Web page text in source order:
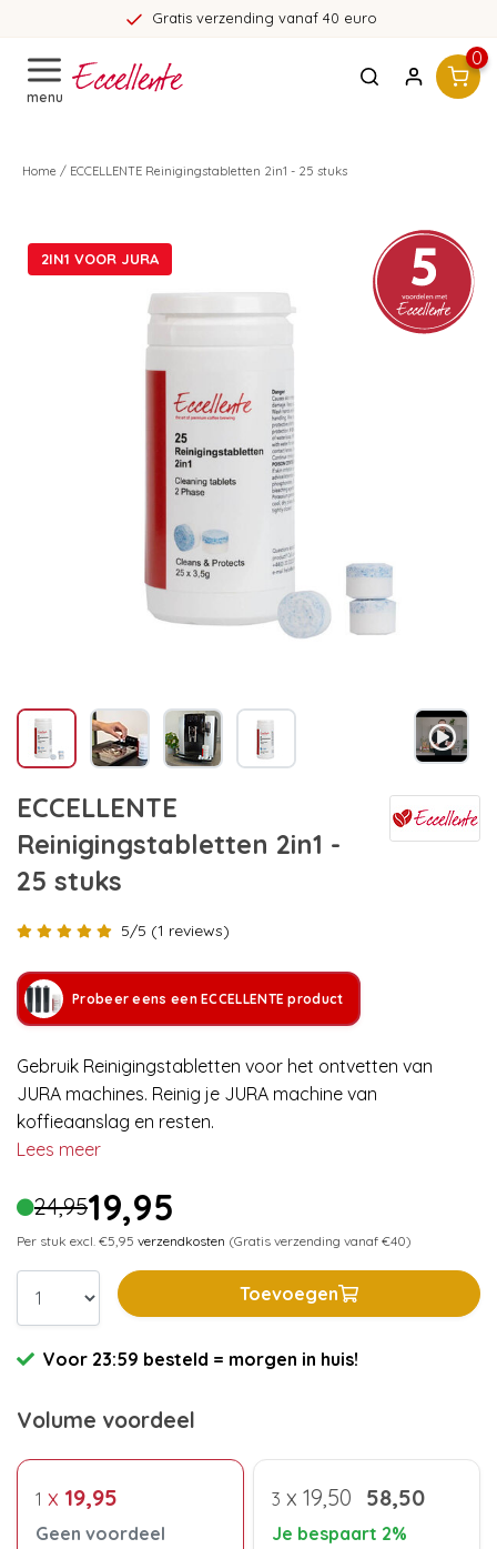
verzending vanaf 40 euro
menu
0
Home / ECCELLENTE Reinigingstabletten 2in1 - 25 stuks
2IN1 VOOR JURA
ECCELLENTE
Reinigingstabletten 2in1 -
25 stuks
5/5 (1 reviews)
Probeer eens een ECCELLENTE product
Gebruik Reinigingstabletten voor het ontvetten van
JURA machines. Reinig je JURA machine van
koffieaanslag en resten.
Lees meer
24,9519,95
Per stuk excl. €5,95 verzendkosten (Gratis verzending vanaf €40)
Toevoegen
Voor 23:59 besteld = morgen in huis!
Volume voordeel
1 x 19,95
Geen voordeel
3 x 19,50 58,50
Je bespaart 2%